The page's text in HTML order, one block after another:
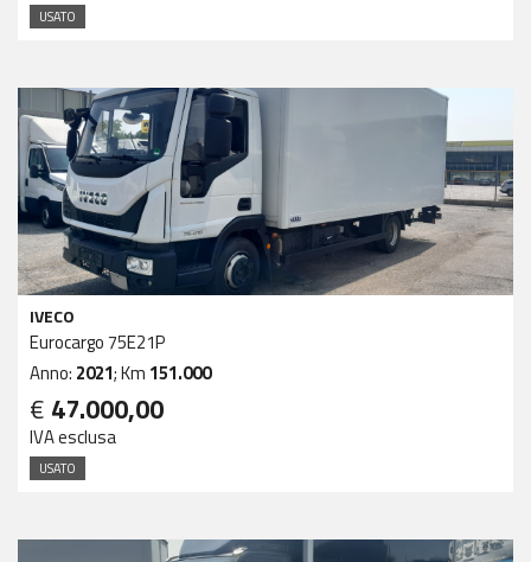
USATO
IVECO
Eurocargo 75E21P
Anno: 2021; Km 151.000
€ 47.000,00
IVA esclusa
USATO